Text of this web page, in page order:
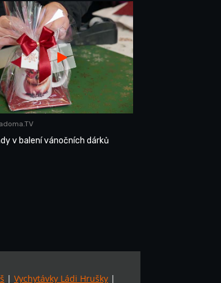
v balení vánočních dárků
| Vychytávky Ládi Hrušky |